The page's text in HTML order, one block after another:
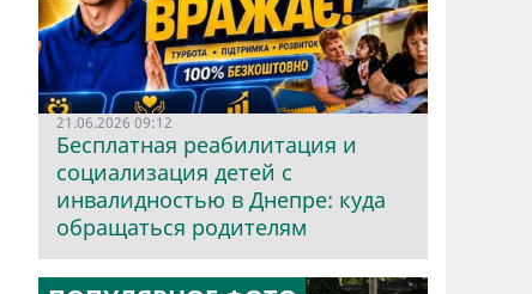
21.06.2026 09:12
Бесплатная реабилитация и
социализация детей с
инвалидностью в Днепре: куда
обращаться родителям